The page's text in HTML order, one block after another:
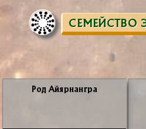
СЕМЕЙСТВО
Род Ай­яр­нан­гра